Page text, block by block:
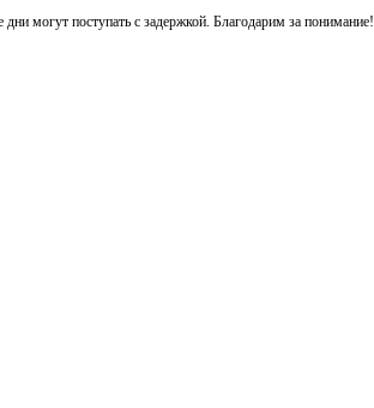
могут поступать с задержкой. Благодарим за понимание!